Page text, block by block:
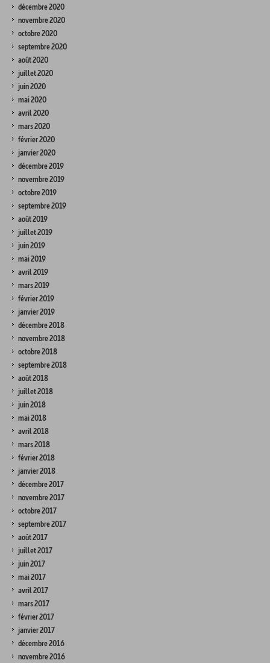
décembre 2020
novembre 2020
octobre 2020
septembre 2020
août 2020
juillet 2020
juin 2020
mai 2020
avril 2020
mars 2020
février 2020
janvier 2020
décembre 2019
novembre 2019
octobre 2019
septembre 2019
août 2019
juillet 2019
juin 2019
mai 2019
avril 2019
mars 2019
février 2019
janvier 2019
décembre 2018
novembre 2018
octobre 2018
septembre 2018
août 2018
juillet 2018
juin 2018
mai 2018
avril 2018
mars 2018
février 2018
janvier 2018
décembre 2017
novembre 2017
octobre 2017
septembre 2017
août 2017
juillet 2017
juin 2017
mai 2017
avril 2017
mars 2017
février 2017
janvier 2017
décembre 2016
novembre 2016